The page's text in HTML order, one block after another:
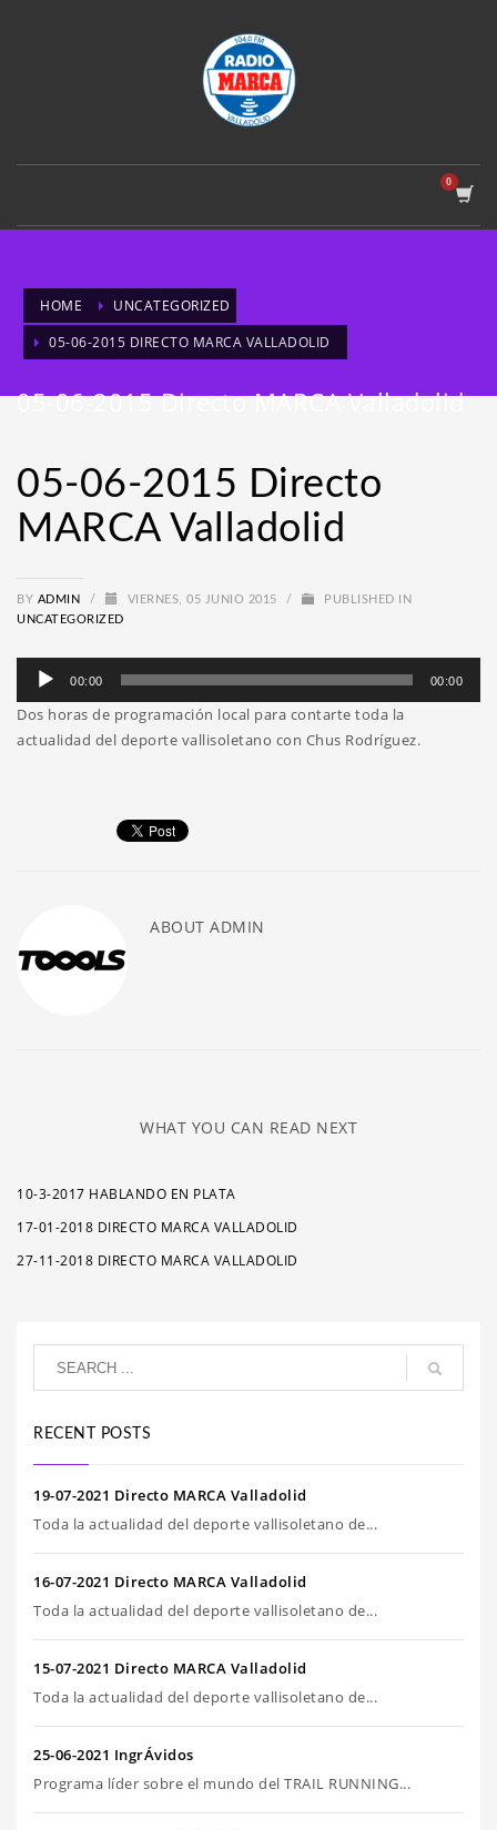
HOME
UNCATEGORIZED
05-06-2015 DIRECTO MARCA VALLADOLID
05-06-2015 Directo MARCA Valladolid
05-06-2015 Directo
MARCA Valladolid
BY ADMIN / VIERNES, 05 JUNIO 2015 /
PUBLISHED IN
UNCATEGORIZED
Reproductor
audio
00:00 00:00
Dos horas de programación local para contarte toda la
actualidad del deporte vallisoletano con Chus Rodríguez.
ABOUT ADMIN
WHAT YOU CAN READ NEXT
10-3-2017 HABLANDO EN PLATA
17-01-2018 DIRECTO MARCA VALLADOLID
27-11-2018 DIRECTO MARCA VALLADOLID
RECENT POSTS
19-07-2021 Directo MARCA Valladolid
Toda la actualidad del deporte vallisoletano de...
16-07-2021 Directo MARCA Valladolid
Toda la actualidad del deporte vallisoletano de...
15-07-2021 Directo MARCA Valladolid
Toda la actualidad del deporte vallisoletano de...
25-06-2021 IngrÁvidos
Programa líder sobre el mundo del TRAIL RUNNING...